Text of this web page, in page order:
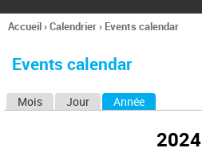
l
h
e
Vous
ici
Accueil›Calendrier› Events calendar
Events calendar
Mois Jour Année
2024